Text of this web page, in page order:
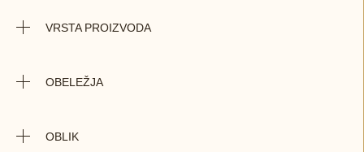
VRSTA PROIZVODA
OBELEŽJA
OBLIK